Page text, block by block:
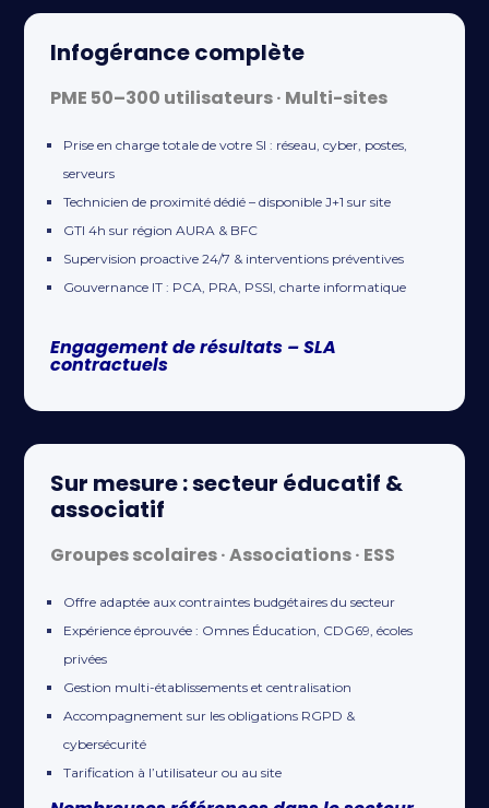
Infogérance complète
PME 50–300 utilisateurs · Multi-sites
Prise en charge totale de votre SI : réseau, cyber, postes,
serveurs
Technicien de proximité dédié – disponible J+1 sur site
GTI 4h sur région AURA & BFC
Supervision proactive 24/7 & interventions préventives
Gouvernance IT : PCA, PRA, PSSI, charte informatique
Engagement de résultats – SLA
contractuels
Sur mesure : secteur éducatif &
associatif
Groupes scolaires · Associations · ESS
Offre adaptée aux contraintes budgétaires du secteur
Expérience éprouvée : Omnes Éducation, CDG69, écoles
privées
Gestion multi-établissements et centralisation
Accompagnement sur les obligations RGPD &
cybersécurité
Tarification à l’utilisateur ou au site